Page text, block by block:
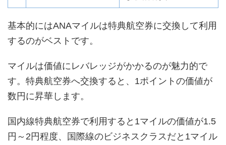
基本的にはANAマイルは特典航空券に交換して利用
するのがベストです。
マイルは価値にレバレッジがかかるのが魅力的で
す。特典航空券へ交換すると、1ポイントの価値が
数円に昇華します。
国内線特典航空券で利用すると1マイルの価値が1.5
円～2円程度、国際線のビジネスクラスだと1マイル